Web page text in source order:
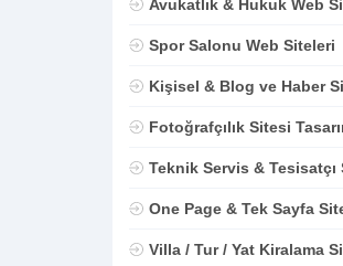
Avukatlık & Hukuk Web
Spor Salonu Web Siteleri
Kişisel & Blog ve Haber
Fotoğrafçılık Sitesi
Teknik Servis & Tesisatçı
One Page & Tek Sayfa
Villa / Tur / Yat Kiralama